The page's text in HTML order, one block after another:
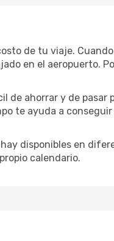
de tu viaje.
en el aeropuerto.
ahorrar y de pasar
te ayuda a
disponibles en
calendario.